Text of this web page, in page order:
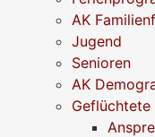
AK
Jugend
Senioren
AK
Geflüchtete